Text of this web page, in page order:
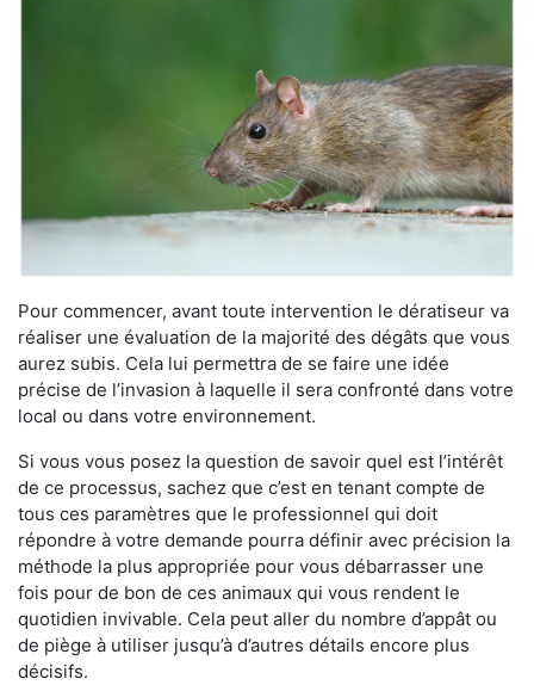
Pour commencer, avant toute intervention le dératiseur va
réaliser une évaluation de la majorité des dégâts que vous
aurez subis. Cela lui permettra de se faire une idée
précise de l’invasion à laquelle il sera confronté dans votre
local ou dans votre environnement.
Si vous vous posez la question de savoir quel est l’intérêt
de ce processus, sachez que c’est en tenant compte de
tous ces paramètres que le professionnel qui doit
répondre à votre demande pourra définir avec précision la
méthode la plus appropriée pour vous débarrasser une
fois pour de bon de ces animaux qui vous rendent le
quotidien invivable. Cela peut aller du nombre d’appât ou
de piège à utiliser jusqu’à d’autres détails encore plus
décisifs.